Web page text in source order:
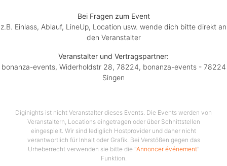
Bei Fragen zum Event
z.B. Einlass, Ablauf, LineUp, Location usw. wende dich bitte direkt an
den Veranstalter
Veranstalter und Vertragspartner:
bonanza-events, Widerholdstr 28, 78224, bonanza-events - 78224
Singen
Diginights ist nicht Veranstalter dieses Events. Die Events werden von
Veranstaltern, Locations eingetragen oder über Schnittstellen
eingespielt. Wir sind lediglich Hostprovider und daher nicht
verantwortlich für Inhalt oder Grafik. Bei Verstößen gegen das
Urheberrecht verwenden sie bitte die "Annoncer événement"
Funktion.